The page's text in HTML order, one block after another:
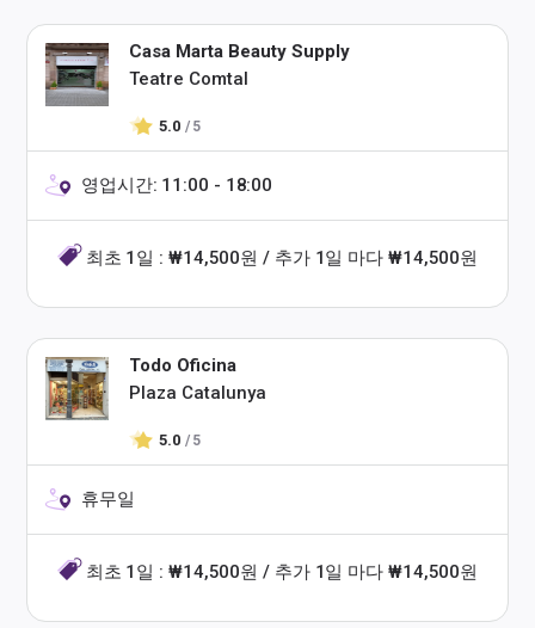
Casa Marta Beauty Supply
Teatre Comtal
5.0 / 5
영업시간: 11:00 - 18:00
최초 1일 : ₩14,500원 / 추가 1일 마다 ₩14,500원
Todo Oficina
Plaza Catalunya
5.0 / 5
휴무일
최초 1일 : ₩14,500원 / 추가 1일 마다 ₩14,500원